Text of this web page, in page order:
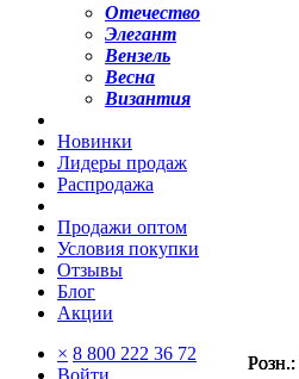
Розн.:
Розн.:
Розн.:
Отечество
Элегант
Вензель
Весна
Византия
Новинки
Лидеры продаж
Распродажа
Продажи оптом
Условия покупки
Отзывы
Блог
Акции
× 8 800 222 36 72